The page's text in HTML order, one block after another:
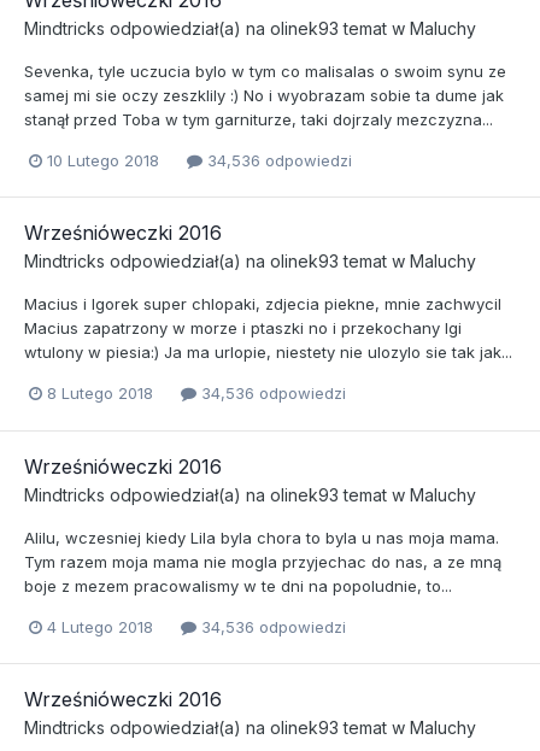
Mindtricks odpowiedział(a) na olinek93 temat w Maluchy
Sevenka, tyle uczucia bylo w tym co malisalas o swoim synu ze
samej mi sie oczy zeszklily :) No i wyobrazam sobie ta dume jak
stanął przed Toba w tym garniturze, taki dojrzaly mezczyzna...
10 Lutego 2018 34,536 odpowiedzi
Wrześnióweczki 2016
Mindtricks odpowiedział(a) na olinek93 temat w Maluchy
Macius i Igorek super chlopaki, zdjecia piekne, mnie zachwycil
Macius zapatrzony w morze i ptaszki no i przekochany Igi
wtulony w piesia:) Ja ma urlopie, niestety nie ulozylo sie tak jak...
8 Lutego 2018 34,536 odpowiedzi
Wrześnióweczki 2016
Mindtricks odpowiedział(a) na olinek93 temat w Maluchy
Alilu, wczesniej kiedy Lila byla chora to byla u nas moja mama.
Tym razem moja mama nie mogla przyjechac do nas, a ze mną
boje z mezem pracowalismy w te dni na popoludnie, to...
4 Lutego 2018 34,536 odpowiedzi
Wrześnióweczki 2016
Mindtricks odpowiedział(a) na olinek93 temat w Maluchy